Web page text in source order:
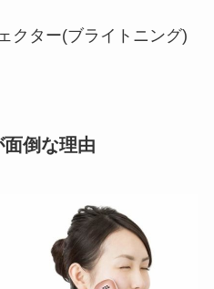
クター(ブライトニング)
倒な理由